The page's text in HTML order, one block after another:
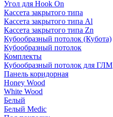
Угол для Hook On
Кассета закрытого типа
Кассета закрытого типа Al
Кассета закрытого типа Zn
Кубообразный потолок (Кубота)
Кубообразный потолок
Комплекты
Кубообразный потолок для ГЛМ
Панель коридорная
Honey Wood
White Wood
Белый
Белый Medic